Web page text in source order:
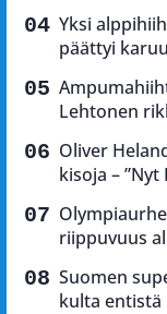
Yksi
päättyi
Lehtonen
Oliver
kisoja –
riippuvuus
Suomen
kulta entistä